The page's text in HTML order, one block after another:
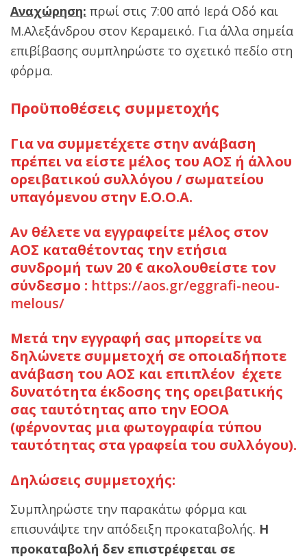
Αναχώρηση: πρωί στις 7:00 από Ιερά Οδό και
Μ.Αλεξάνδρου στον Κεραμεικό. Για άλλα σημεία
επιβίβασης συμπληρώστε το σχετικό πεδίο στη
φόρμα.
Προϋποθέσεις συμμετοχής
Για να συμμετέχετε στην ανάβαση
πρέπει να είστε μέλος του ΑΟΣ ή άλλου
ορειβατικού συλλόγου / σωματείου
υπαγόμενου στην Ε.Ο.Ο.Α.
Αν θέλετε να εγγραφείτε μέλος στον
ΑΟΣ καταθέτοντας την ετήσια
συνδρομή των 20 € ακολουθείστε τον
σύνδεσμο : https://aos.gr/eggrafi-neou-
melous/
Μετά την εγγραφή σας μπορείτε να
δηλώνετε συμμετοχή σε οποιαδήποτε
ανάβαση του ΑΟΣ και επιπλέον έχετε
δυνατότητα έκδοσης της ορειβατικής
σας ταυτότητας απο την ΕΟΟΑ
(φέρνοντας μια φωτογραφία τύπου
ταυτότητας στα γραφεία του συλλόγου).
Δηλώσεις συμμετοχής:
Συμπληρώστε την παρακάτω φόρμα και
επισυνάψτε την απόδειξη προκαταβολής. H
προκαταβολή δεν επιστρέφεται σε